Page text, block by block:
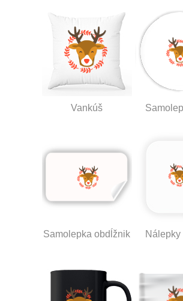
Vankúš
Samolepka obdĺžnik Nálepky